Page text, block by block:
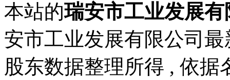
本站的瑞安市工业发展有
安市工业发展有限公司
股东数据整理所得 , 依